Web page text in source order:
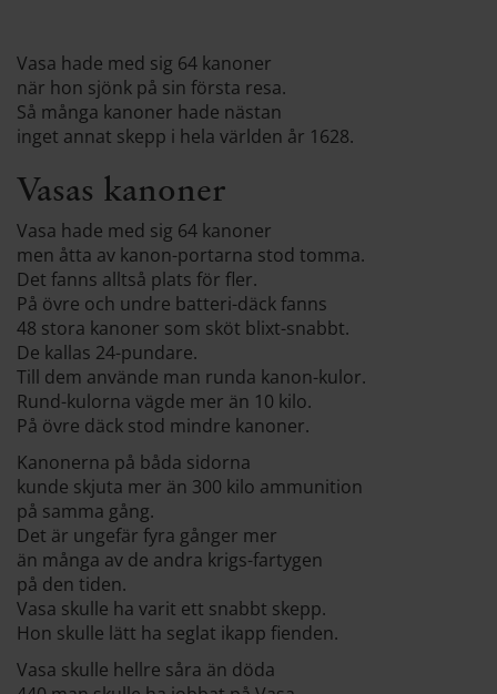
Vasa hade med sig 64 kanoner
när hon sjönk på sin första resa.
Så många kanoner hade nästan
inget annat skepp i hela världen år 1628.
Vasas kanoner
Vasa hade med sig 64 kanoner
men åtta av kanon-portarna stod tomma.
Det fanns alltså plats för fler.
På övre och undre batteri-däck fanns
48 stora kanoner som sköt blixt-snabbt.
De kallas 24-pundare.
Till dem använde man runda kanon-kulor.
Rund-kulorna vägde mer än 10 kilo.
På övre däck stod mindre kanoner.
Kanonerna på båda sidorna
kunde skjuta mer än 300 kilo ammunition
på samma gång.
Det är ungefär fyra gånger mer
än många av de andra krigs-fartygen
på den tiden.
Vasa skulle ha varit ett snabbt skepp.
Hon skulle lätt ha seglat ikapp fienden.
Vasa skulle hellre såra än döda